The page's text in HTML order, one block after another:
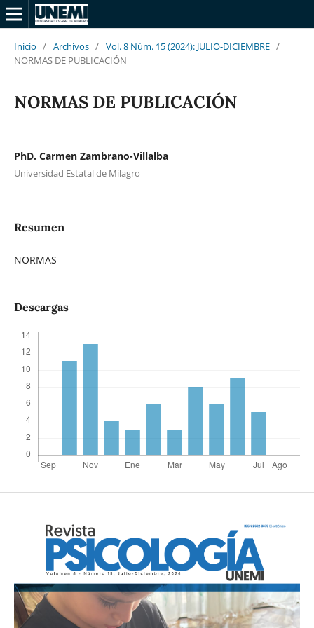
Inicio / Archivos / Vol. 8 Núm. 15 (2024): JULIO-DICIEMBRE /
NORMAS DE PUBLICACIÓN
NORMAS DE PUBLICACIÓN
PhD. Carmen Zambrano-Villalba
Universidad Estatal de Milagro
Resumen
NORMAS
Descargas